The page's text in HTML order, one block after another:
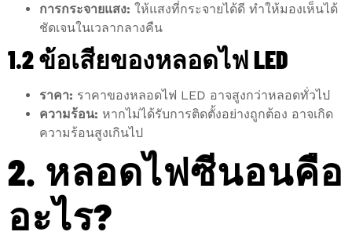
การกระจายแสง: ให้แสงที่กระจายได้ดี ทำให้มองเห็นได้
ชัดเจนในเวลากลางคืน
1.2 ข้อเสียของหลอดไฟ LED
ราคา: ราคาของหลอดไฟ LED อาจสูงกว่าหลอดทั่วไป
ความร้อน: หากไม่ได้รับการติดตั้งอย่างถูกต้อง อาจเกิด
ความร้อนสูงเกินไป
2. หลอดไฟซีนอนคือ
อะไร?